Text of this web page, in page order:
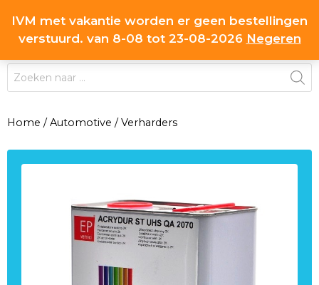
IVM met vakantie worden er geen bestellingen
verstuurd. van 8-08 tot 23-08-2026 Negeren
naar
inhoud
0 MENU
Producten
zoeken
Home /Automotive /Verharders